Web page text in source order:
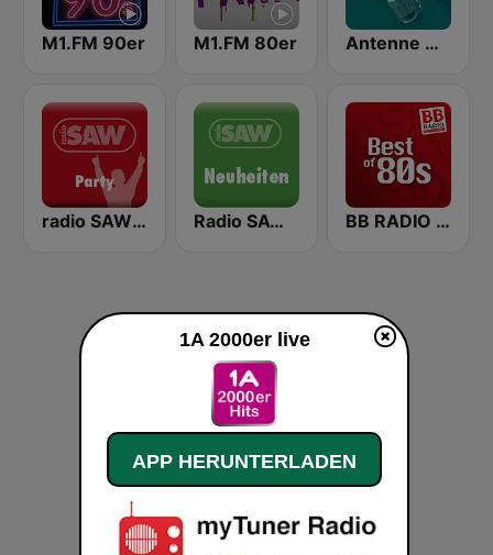
M1.FM 90er M1.FM 80er Antenne Niedersachsen - Schützenfest Hits
radio SAW-Party Radio SAW - Neuheiten BB RADIO 80er
1A 2000er live
APP HERUNTERLADEN